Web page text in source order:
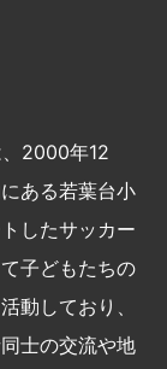
2000年12
ある若葉台小
したサッカー
子どもたちの
動しており、
士の交流や地